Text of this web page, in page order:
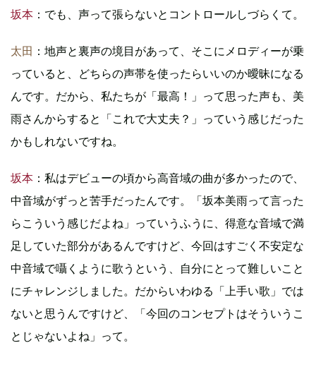
坂本 ：でも、声って張らないとコントロールしづらくて。
太田 ：地声と裏声の境目があって、そこにメロディーが乗
っていると、どちらの声帯を使ったらいいのか曖昧になる
んです。だから、私たちが「最高！」って思った声も、美
雨さんからすると「これで大丈夫？」っていう感じだった
かもしれないですね。
坂本 ：私はデビューの頃から高音域の曲が多かったので、
中音域がずっと苦手だったんです。「坂本美雨って言った
らこういう感じだよね」っていうふうに、得意な音域で満
足していた部分があるんですけど、今回はすごく不安定な
中音域で囁くように歌うという、自分にとって難しいこと
にチャレンジしました。だからいわゆる「上手い歌」では
ないと思うんですけど、「今回のコンセプトはそういうこ
とじゃないよね」って。